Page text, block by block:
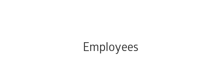
Employees